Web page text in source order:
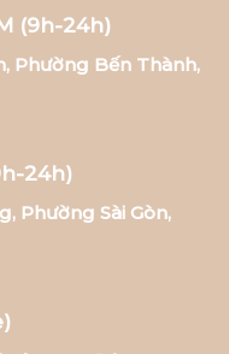
(9h-24h)
Phường Bến Thành,
24h)
Phường Sài Gòn,